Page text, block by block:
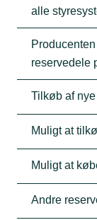
alle
reservedele
Tilkøb af
Muligt at
Muligt at
Andre